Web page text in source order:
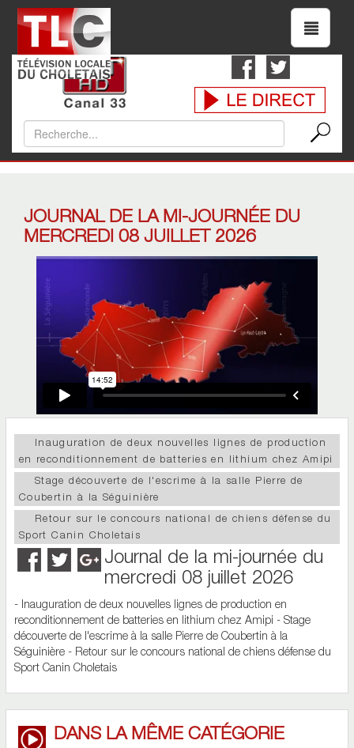
JOURNAL DE LA MI-JOURNÉE DU
MERCREDI 08 JUILLET 2026
Inauguration de deux nouvelles lignes de production
en reconditionnement de batteries en lithium chez Amipi
Stage découverte de l'escrime à la salle Pierre de
Coubertin à la Séguinière
Retour sur le concours national de chiens défense du
Sport Canin Choletais
Journal de la mi-journée du
mercredi 08 juillet 2026
- Inauguration de deux nouvelles lignes de production en
reconditionnement de batteries en lithium chez Amipi - Stage
découverte de l'escrime à la salle Pierre de Coubertin à la
Séguinière - Retour sur le concours national de chiens défense du
Sport Canin Choletais
DANS LA MÊME CATÉGORIE